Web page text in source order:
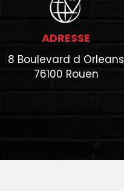
ADRESSE
8 Boulevard d Orleans
76100 Rouen